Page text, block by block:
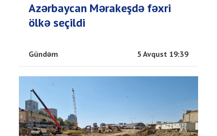
Azərbaycan Mərakeşdə fəxri
ölkə seçildi
Gündəm 5 Avqust 19:39